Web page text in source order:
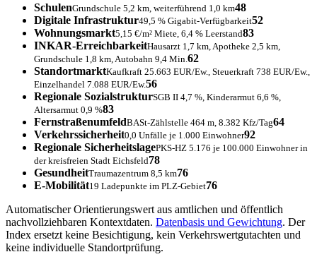
SchulenGrundschule 5,2 km, weiterführend 1,0 km48
Digitale Infrastruktur49,5 % Gigabit-Verfügbarkeit52
Wohnungsmarkt5,15 €/m² Miete, 6,4 % Leerstand83
INKAR-ErreichbarkeitHausarzt 1,7 km, Apotheke 2,5 km,
Grundschule 1,8 km, Autobahn 9,4 Min. 62
StandortmarktKaufkraft 25.663 EUR/Ew., Steuerkraft 738 EUR/Ew.,
Einzelhandel 7.088 EUR/Ew.56
Regionale SozialstrukturSGB II 4,7 %, Kinderarmut 6,6 %,
Altersarmut 0,9 %83
FernstraßenumfeldBASt-Zählstelle 464 m, 8.382 Kfz/Tag64
Verkehrssicherheit0,0 Unfälle je 1.000 Einwohner92
Regionale SicherheitslagePKS-HZ 5.176 je 100.000 Einwohner in
der kreisfreien Stadt Eichsfeld78
GesundheitTraumazentrum 8,5 km76
E-Mobilität19 Ladepunkte im PLZ-Gebiet76
Automatischer Orientierungswert aus amtlichen und öffentlich
nachvollziehbaren Kontextdaten. Datenbasis und Gewichtung. Der
Index ersetzt keine Besichtigung, kein Verkehrswertgutachten und
keine individuelle Standortprüfung.